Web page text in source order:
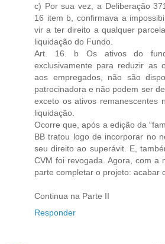
c) Por sua vez, a Deliberação
16 item b, confirmava a
vir a ter direito a qualquer
liquidação do Fundo.
Art. 16. b Os ativos do
exclusivamente para reduzir as
aos empregados, não são
patrocinadora e não podem ser
exceto os ativos remanescentes
liquidação.
Ocorre que, após a edição da
BB tratou logo de incorporar no
seu direito ao superávit. E,
CVM foi revogada. Agora, com a
parte completar o projeto: acabar
Continua na Parte II
Responder